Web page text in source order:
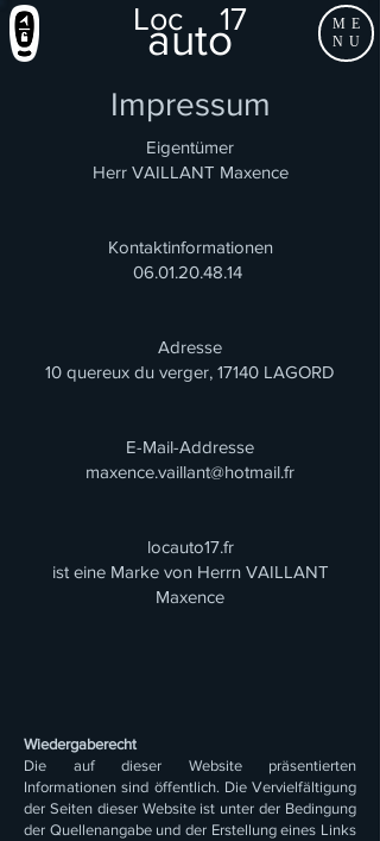
ME
NU
Loc 17
auto
Impressum
Eigentümer
Herr VAILLANT Maxence
Kontaktinformationen
06.01.20.48.14
Adresse
10 quereux du verger, 17140 LAGORD
E-Mail-Addresse
maxence.vaillant@hotmail.fr
locauto17.fr
ist eine Marke von Herrn VAILLANT
Maxence
Wiedergaberecht
Die auf dieser Website präsentierten
Informationen sind öffentlich. Die Vervielfältigung
der Seiten dieser Website ist unter der Bedingung
der Quellenangabe und der Erstellung eines Links